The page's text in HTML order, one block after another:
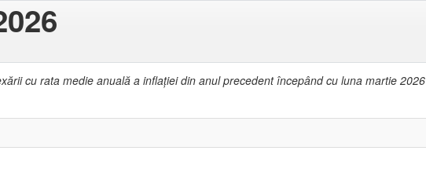
cu rata medie anuală a inflaţiei din anul precedent începând cu luna martie 2026